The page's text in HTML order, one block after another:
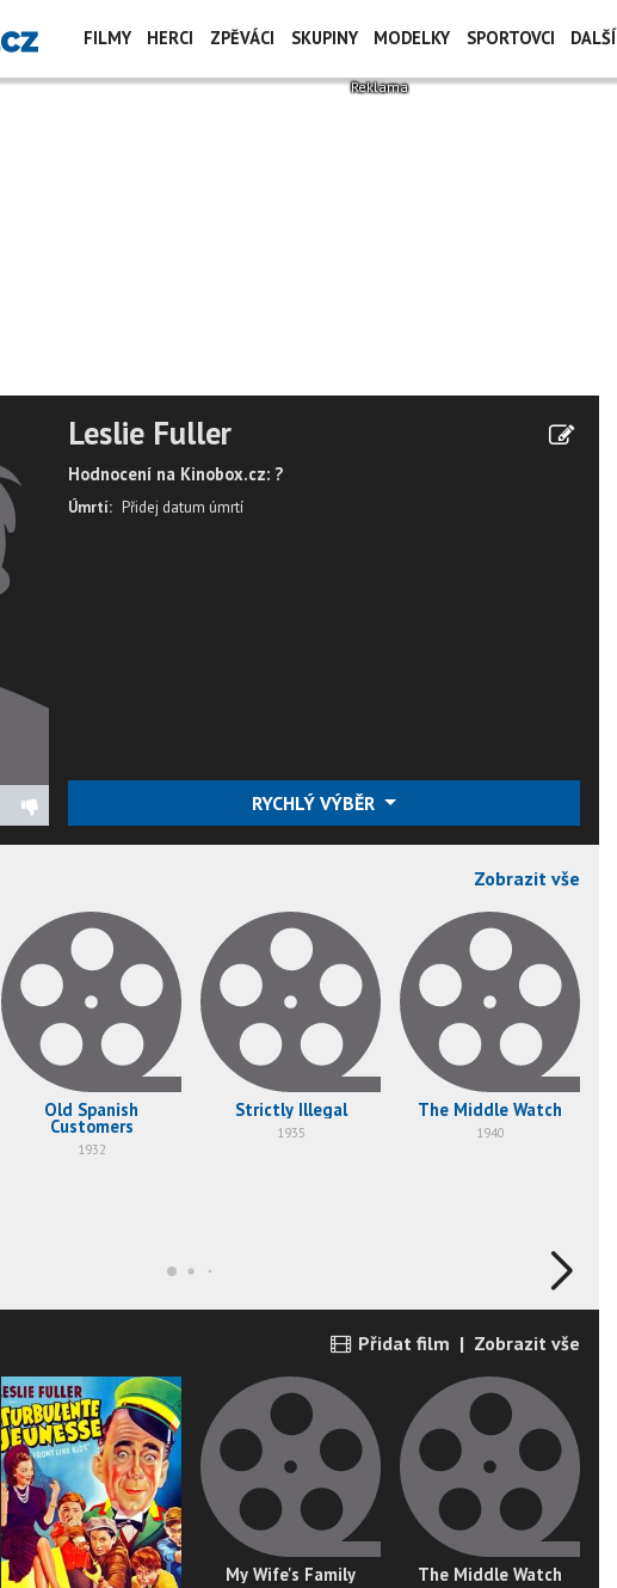
FILMY HERCI ZPĚVÁCI SKUPINY MODELKY SPORTOVCI DALŠÍ
Leslie Fuller
Hodnocení na Kinobox.cz: ?
Úmrtí: Přidej datum úmrtí
RYCHLÝ VÝBĚR
Zobrazit vše
Old Spanish
Customers
1932
Strictly Illegal
1935
The Middle Watch
1940
Přidat film | Zobrazit vše
My Wife's Family The Middle Watch